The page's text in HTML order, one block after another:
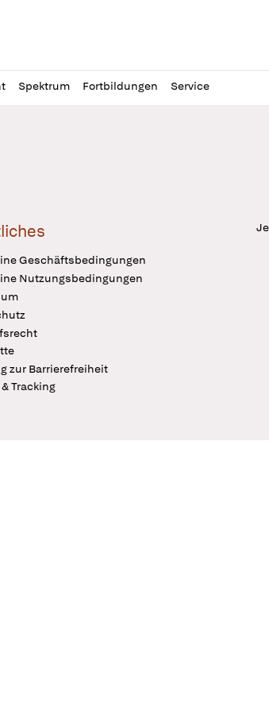
Spektrum Fortbildungen Service
Geschäftsbedingungen
Nutzungsbedingungen
zur Barrierefreiheit
Tracking